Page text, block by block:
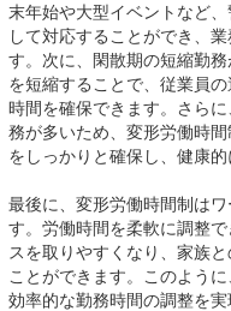
末年始や大型イベントなど
して対応することができ、
す。次に、閑散期の短縮勤
を短縮することで、従業員
時間を確保できます。さら
務が多いため、変形労働時
をしっかりと確保し、健康
最後に、変形労働時間制は
す。労働時間を柔軟に調整
スを取りやすくなり、家族
ことができます。このよう
効率的な勤務時間の調整を